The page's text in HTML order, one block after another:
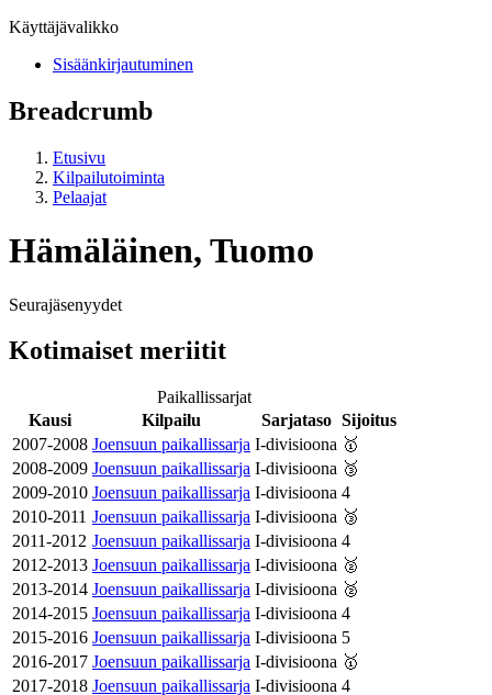
Käyttäjävalikko
Sisäänkirjautuminen
Breadcrumb
Etusivu
Kilpailutoiminta
Pelaajat
Hämäläinen, Tuomo
Seurajäsenyydet
Kotimaiset meriitit
Paikallissarjat
Kausi
Kilpailu Sarjataso Sijoitus
2007-2008 Joensuun paikallissarja I-divisioona 🥇
2008-2009 Joensuun paikallissarja I-divisioona 🥉
2009-2010 Joensuun paikallissarja I-divisioona 4
2010-2011 Joensuun paikallissarja I-divisioona 🥉
2011-2012 Joensuun paikallissarja I-divisioona 4
2012-2013 Joensuun paikallissarja I-divisioona 🥈
2013-2014 Joensuun paikallissarja I-divisioona 🥈
2014-2015 Joensuun paikallissarja I-divisioona 4
2015-2016 Joensuun paikallissarja I-divisioona 5
2016-2017 Joensuun paikallissarja I-divisioona 🥇
2017-2018 Joensuun paikallissarja I-divisioona 4